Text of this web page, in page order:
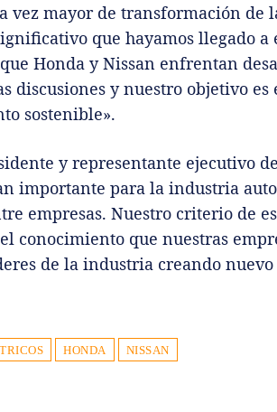
vez mayor de transformación de
que hayamos llegado a
Honda y Nissan enfrentan
discusiones y nuestro objetivo
sostenible».
y representante ejecutivo de
importante para la industria
empresas. Nuestro criterio de
conocimiento que nuestras
de la industria creando
HONDA NISSAN